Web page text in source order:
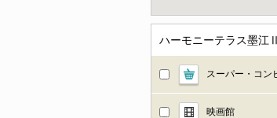
ハーモニーテラス墨江
スーパー・コン
映画館